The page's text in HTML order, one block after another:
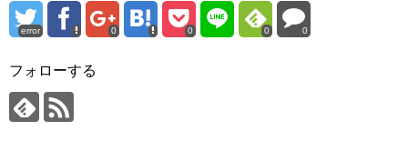
error 0 0 0 0
フォローする